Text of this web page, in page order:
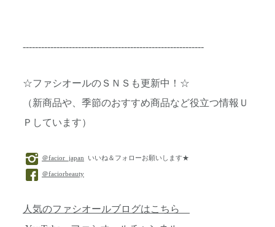
-----------------------------------------------------------
☆ファシオールのＳＮＳも更新中！☆
（新商品や、季節のおすすめ商品など役立つ情報Ｕ
Ｐしています）
＠facior_japan いいね＆フォローお願いします★
＠faciorbeauty
人気のファシオールブログはこちら